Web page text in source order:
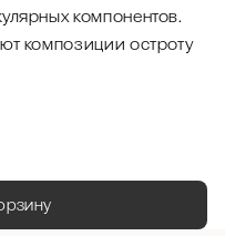
компонентов.
композиции остроту